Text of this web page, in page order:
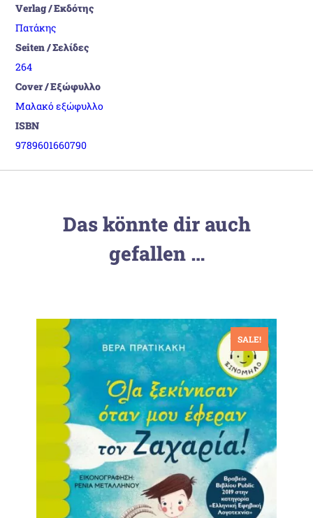
Verlag / Εκδότης
Πατάκης
Seiten / Σελίδες
264
Cover / Εξώφυλλο
Μαλακό εξώφυλλο
ISBN
9789601660790
Das könnte dir auch
gefallen …
SALE!